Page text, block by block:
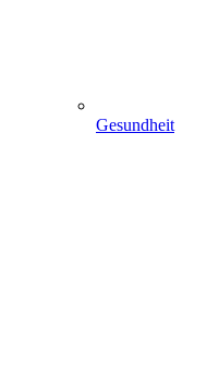
Gesundheit